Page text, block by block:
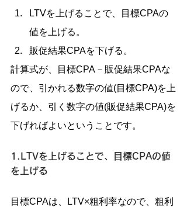
LTVを上げることで、目標CPAの
値を上げる。
販促結果CPAを下げる。
計算式が、目標CPA－販促結果CPAな
ので、引かれる数字の値(目標CPA)を上
げるか、引く数字の値(販促結果CPA)を
下げればよいということです。
1.LTVを上げることで、目標CPAの値
を上げる
目標CPAは、LTV×粗利率なので、粗利